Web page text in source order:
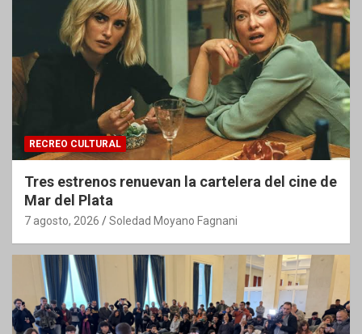
RECREO CULTURAL
Tres estrenos renuevan la cartelera del cine de
Mar del Plata
7 agosto, 2026 Soledad Moyano Fagnani